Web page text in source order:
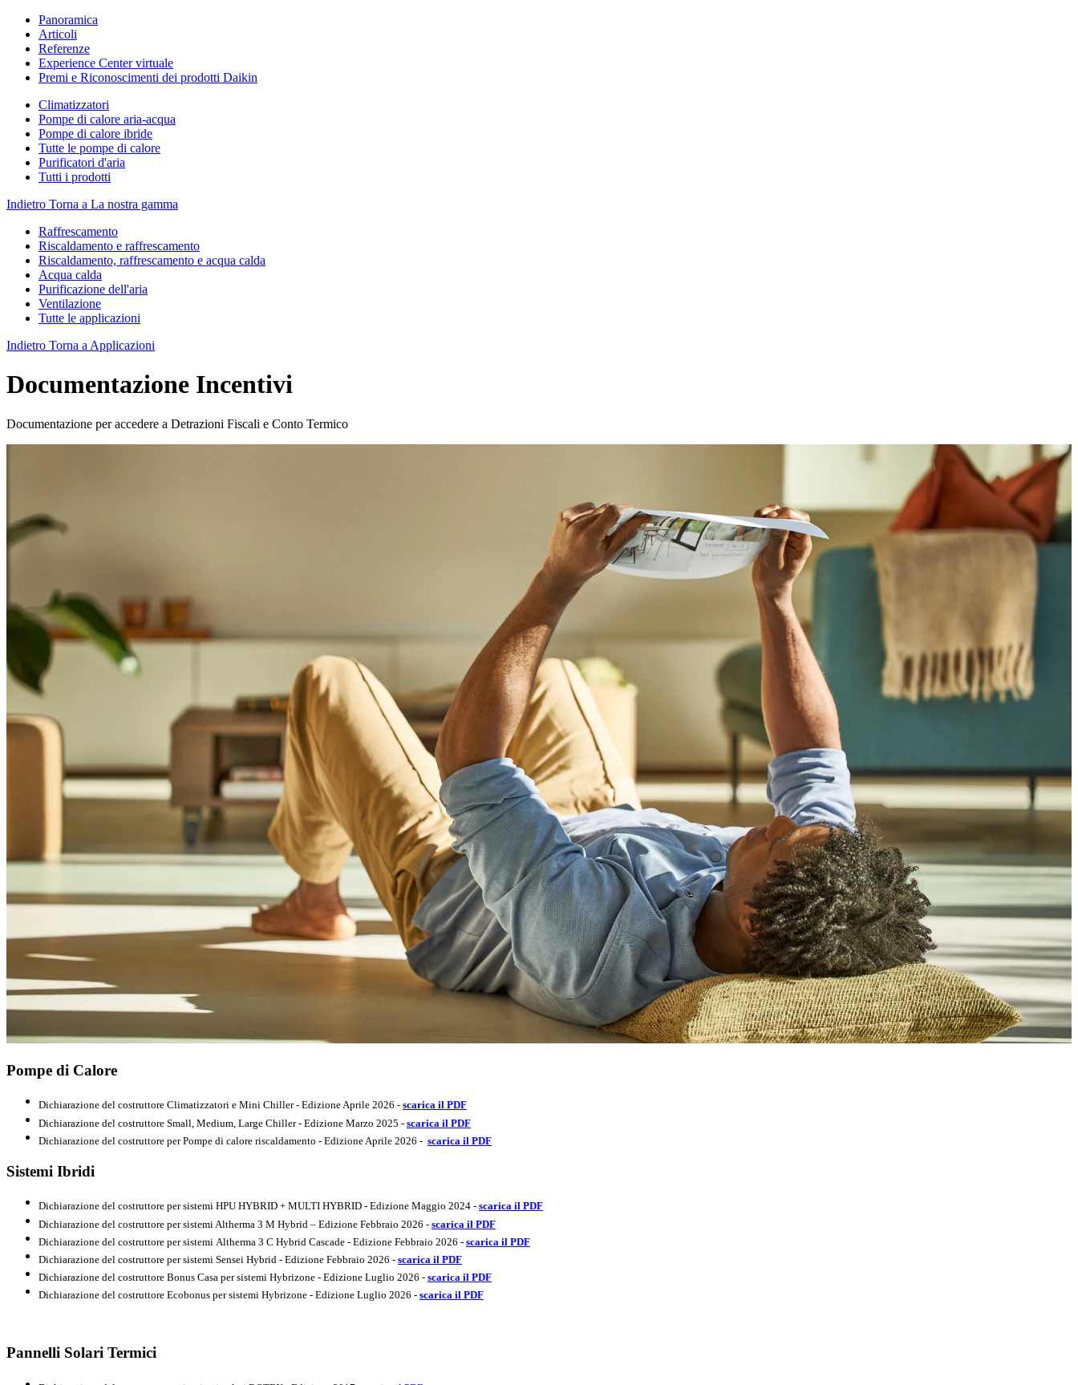
Panoramica
Articoli
Referenze
Experience Center virtuale
Premi e Riconoscimenti dei prodotti Daikin
Climatizzatori
Pompe di calore aria-acqua
Pompe di calore ibride
Tutte le pompe di calore
Purificatori d'aria
Tutti i prodotti
Indietro Torna a La nostra gamma
Raffrescamento
Riscaldamento e raffrescamento
Riscaldamento, raffrescamento e acqua calda
Acqua calda
Purificazione dell'aria
Ventilazione
Tutte le applicazioni
Indietro Torna a Applicazioni
Documentazione Incentivi
Documentazione per accedere a Detrazioni Fiscali e Conto Termico
Pompe di Calore
Dichiarazione del costruttore Climatizzatori e Mini Chiller - Edizione Aprile 2026 - scarica il PDF
Dichiarazione del costruttore Small, Medium, Large Chiller - Edizione Marzo 2025 - scarica il PDF
Dichiarazione del costruttore per Pompe di calore riscaldamento - Edizione Aprile 2026 - scarica il PDF
Sistemi Ibridi
Dichiarazione del costruttore per sistemi HPU HYBRID + MULTI HYBRID - Edizione Maggio 2024 - scarica il PDF
Dichiarazione del costruttore per sistemi Altherma 3 M Hybrid – Edizione Febbraio 2026 - scarica il PDF
Dichiarazione del costruttore per sistemi Altherma 3 C Hybrid Cascade - Edizione Febbraio 2026 - scarica il PDF
Dichiarazione del costruttore per sistemi Sensei Hybrid - Edizione Febbraio 2026 - scarica il PDF
Dichiarazione del costruttore Bonus Casa per sistemi Hybrizone - Edizione Luglio 2026 - scarica il PDF
Dichiarazione del costruttore Ecobonus per sistemi Hybrizone - Edizione Luglio 2026 - scarica il PDF
Pannelli Solari Termici